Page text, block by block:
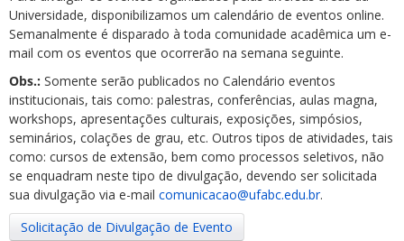
Universidade, disponibilizamos um calendário de eventos online.
Semanalmente é disparado à toda comunidade acadêmica um e-
mail com os eventos que ocorrerão na semana seguinte.
Obs.: Somente serão publicados no Calendário eventos
institucionais, tais como: palestras, conferências, aulas magna,
workshops, apresentações culturais, exposições, simpósios,
seminários, colações de grau, etc. Outros tipos de atividades, tais
como: cursos de extensão, bem como processos seletivos, não
se enquadram neste tipo de divulgação, devendo ser solicitada
sua divulgação via e-mail comunicacao@ufabc.edu.br.
Solicitação de Divulgação de Evento